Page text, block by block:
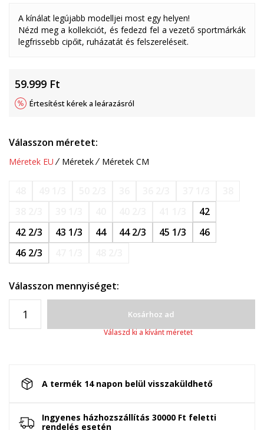
A kínálat legújabb modelljei most egy helyen!
Nézd meg a kollekciót, és fedezd fel a vezető sportmárkák
legfrissebb cipőit, ruházatát és felszereléseit.
59.999 Ft
Értesítést kérek a leárazásról
Válasszon méretet:
Méretek EU Méretek Méretek CM
42
42 2/3
43 1/3 44 44 2/3 45 1/3
46
46 2/3
Válasszon mennyiséget:
Kosárhoz ad
Válaszd ki a kívánt méretet
A termék 14 napon belül visszaküldhető
Ingyenes házhozszállítás 30000 Ft feletti
rendelés esetén